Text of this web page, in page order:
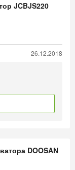
JCBJS220
26.12.2018
DOOSAN